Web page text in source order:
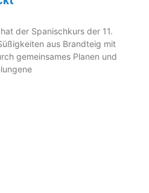
der Spanischkurs der 11.
aus Brandteig mit
gemeinsames Planen und